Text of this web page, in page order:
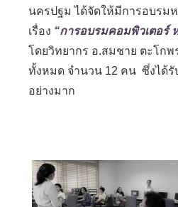
นครปฐม ได้จัดให้มีการอบรม
เรื่อง “การอบรมคอมพิวเตอร์
โดยวิทยากร อ.สมชาย ตะโกพ
ทั้งหมด จำนวน 12 คน ซึ่งได้รั
อย่างมาก